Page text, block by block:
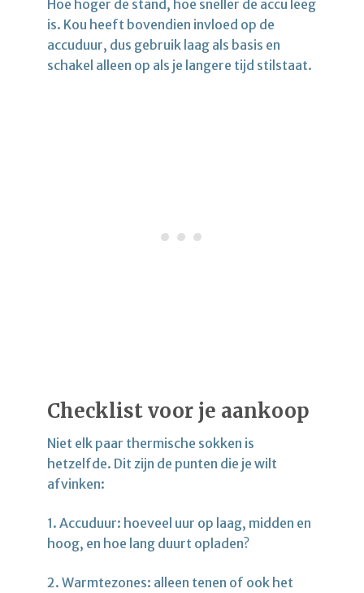
Hoe hoger de stand, hoe sneller de accu leeg
is. Kou heeft bovendien invloed op de
accuduur, dus gebruik laag als basis en
schakel alleen op als je langere tijd stilstaat.
Checklist voor je aankoop
Niet elk paar thermische sokken is
hetzelfde. Dit zijn de punten die je wilt
afvinken:
1. Accuduur: hoeveel uur op laag, midden en
hoog, en hoe lang duurt opladen?
2. Warmtezones: alleen tenen of ook het